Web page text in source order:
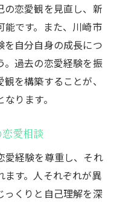
恋愛観を見直し、新
能です。また、川崎市
を自分自身の成長につ
。過去の恋愛経験を振
を構築することが、
ります。
愛相談
愛経験を尊重し、それ
ます。人それぞれが異
っくりと自己理解を深